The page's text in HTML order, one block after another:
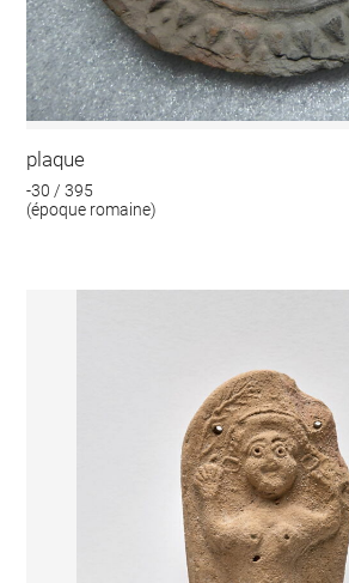
plaque
-30 / 395
(époque romaine)